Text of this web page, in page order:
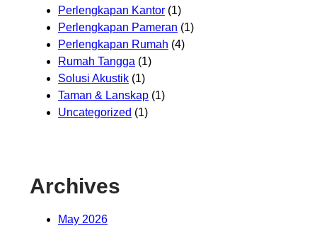
Perlengkapan Kantor (1)
Perlengkapan Pameran (1)
Perlengkapan Rumah (4)
Rumah Tangga (1)
Solusi Akustik (1)
Taman & Lanskap (1)
Uncategorized (1)
Archives
May 2026